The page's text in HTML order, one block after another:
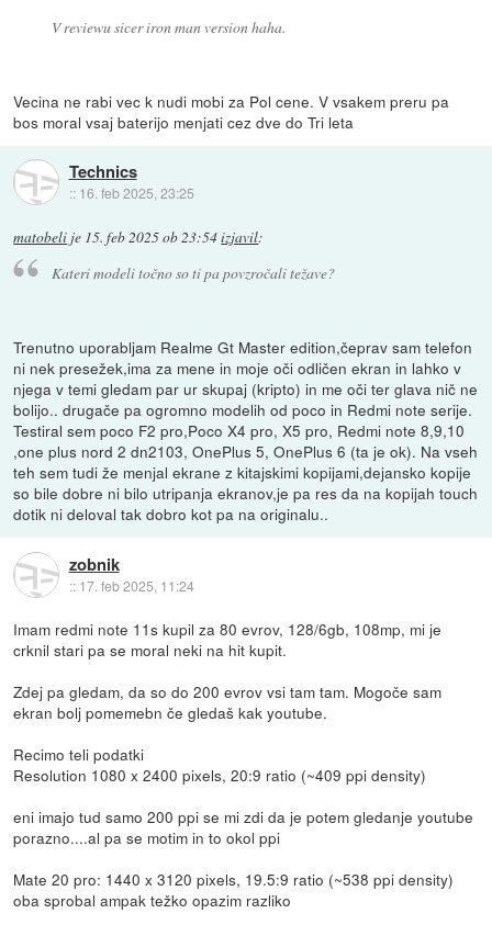
V reviewu sicer iron man version haha.
Vecina ne rabi vec k nudi mobi za Pol cene. V vsakem preru pa
bos moral vsaj baterijo menjati cez dve do Tri leta
Technics
:: 16. feb 2025, 23:25
matobeli je 15. feb 2025 ob 23:54izjavil:
Kateri modeli točno so ti pa povzročali težave?
Trenutno uporabljam Realme Gt Master edition,čeprav sam telefon
ni nek presežek,ima za mene in moje oči odličen ekran in lahko v
njega v temi gledam par ur skupaj (kripto) in me oči ter glava nič ne
bolijo.. drugače pa ogromno modelih od poco in Redmi note serije.
Testiral sem poco F2 pro,Poco X4 pro, X5 pro, Redmi note 8,9,10
,one plus nord 2 dn2103, OnePlus 5, OnePlus 6 (ta je ok). Na vseh
teh sem tudi že menjal ekrane z kitajskimi kopijami,dejansko kopije
so bile dobre ni bilo utripanja ekranov,je pa res da na kopijah touch
dotik ni deloval tak dobro kot pa na originalu..
zobnik
:: 17. feb 2025, 11:24
Imam redmi note 11s kupil za 80 evrov, 128/6gb, 108mp, mi je
crknil stari pa se moral neki na hit kupit.
Zdej pa gledam, da so do 200 evrov vsi tam tam. Mogoče sam
ekran bolj pomemebn če gledaš kak youtube.
Recimo teli podatki
Resolution 1080 x 2400 pixels, 20:9 ratio (~409 ppi density)
eni imajo tud samo 200 ppi se mi zdi da je potem gledanje youtube
porazno....al pa se motim in to okol ppi
Mate 20 pro: 1440 x 3120 pixels, 19.5:9 ratio (~538 ppi density)
oba sprobal ampak težko opazim razliko